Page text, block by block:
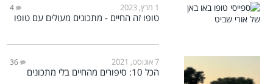
1 מרץ, 2023 4
טופו זה החיים - מתכונים מעולים עם טופו
7 אוגוסט, 2021 36
הכל 10: סיפורים מהחיים בלי מתכונים